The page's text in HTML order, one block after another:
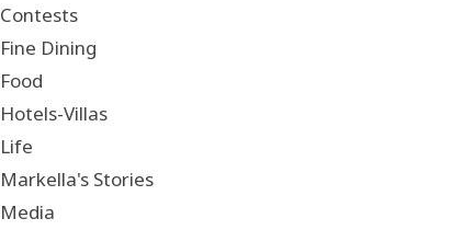
Contests
Fine Dining
Food
Hotels-Villas
Life
Markella's Stories
Media